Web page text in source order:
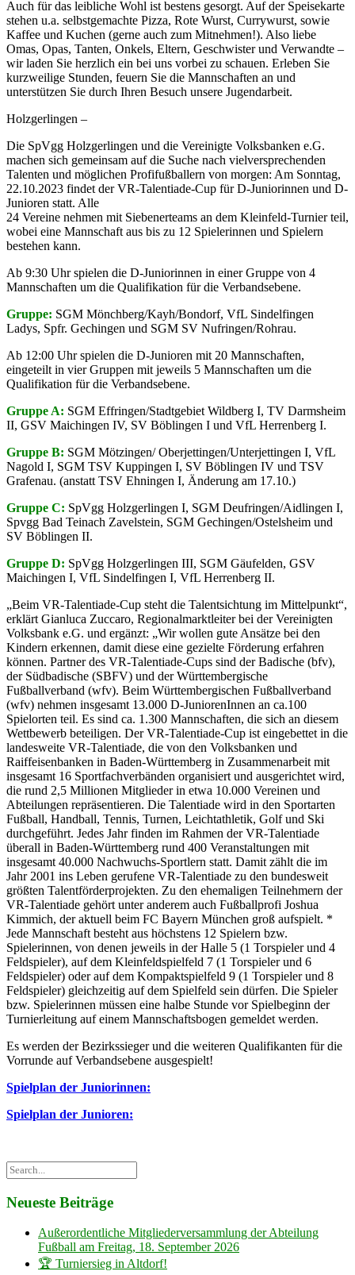
Auch für das leibliche Wohl ist bestens gesorgt. Auf der Speisekarte
stehen u.a. selbstgemachte Pizza, Rote Wurst, Currywurst, sowie
Kaffee und Kuchen (gerne auch zum Mitnehmen!). Also liebe
Omas, Opas, Tanten, Onkels, Eltern, Geschwister und Verwandte –
wir laden Sie herzlich ein bei uns vorbei zu schauen. Erleben Sie
kurzweilige Stunden, feuern Sie die Mannschaften an und
unterstützen Sie durch Ihren Besuch unsere Jugendarbeit.
Holzgerlingen –
Die SpVgg Holzgerlingen und die Vereinigte Volksbanken e.G.
machen sich gemeinsam auf die Suche nach vielversprechenden
Talenten und möglichen Profifußballern von morgen: Am Sonntag,
22.10.2023 findet der VR-Talentiade-Cup für D-Juniorinnen und D-
Junioren statt. Alle
24 Vereine nehmen mit Siebenerteams an dem Kleinfeld-Turnier teil,
wobei eine Mannschaft aus bis zu 12 Spielerinnen und Spielern
bestehen kann.
Ab 9:30 Uhr spielen die D-Juniorinnen in einer Gruppe von 4
Mannschaften um die Qualifikation für die Verbandsebene.
Gruppe: SGM Mönchberg/Kayh/Bondorf, VfL Sindelfingen
Ladys, Spfr. Gechingen und SGM SV Nufringen/Rohrau.
Ab 12:00 Uhr spielen die D-Junioren mit 20 Mannschaften,
eingeteilt in vier Gruppen mit jeweils 5 Mannschaften um die
Qualifikation für die Verbandsebene.
Gruppe A: SGM Effringen/Stadtgebiet Wildberg I, TV Darmsheim
II, GSV Maichingen IV, SV Böblingen I und VfL Herrenberg I.
Gruppe B: SGM Mötzingen/ Oberjettingen/Unterjettingen I, VfL
Nagold I, SGM TSV Kuppingen I, SV Böblingen IV und TSV
Grafenau. (anstatt TSV Ehningen I, Änderung am 17.10.)
Gruppe C: SpVgg Holzgerlingen I, SGM Deufringen/Aidlingen I,
Spvgg Bad Teinach Zavelstein, SGM Gechingen/Ostelsheim und
SV Böblingen II.
Gruppe D: SpVgg Holzgerlingen III, SGM Gäufelden, GSV
Maichingen I, VfL Sindelfingen I, VfL Herrenberg II.
„Beim VR-Talentiade-Cup steht die Talentsichtung im Mittelpunkt“,
erklärt Gianluca Zuccaro, Regionalmarktleiter bei der Vereinigten
Volksbank e.G. und ergänzt: „Wir wollen gute Ansätze bei den
Kindern erkennen, damit diese eine gezielte Förderung erfahren
können. Partner des VR-Talentiade-Cups sind der Badische (bfv),
der Südbadische (SBFV) und der Württembergische
Fußballverband (wfv). Beim Württembergischen Fußballverband
(wfv) nehmen insgesamt 13.000 D-JuniorenInnen an ca.100
Spielorten teil. Es sind ca. 1.300 Mannschaften, die sich an diesem
Wettbewerb beteiligen. Der VR-Talentiade-Cup ist eingebettet in die
landesweite VR-Talentiade, die von den Volksbanken und
Raiffeisenbanken in Baden-Württemberg in Zusammenarbeit mit
insgesamt 16 Sportfachverbänden organisiert und ausgerichtet wird,
die rund 2,5 Millionen Mitglieder in etwa 10.000 Vereinen und
Abteilungen repräsentieren. Die Talentiade wird in den Sportarten
Fußball, Handball, Tennis, Turnen, Leichtathletik, Golf und Ski
durchgeführt. Jedes Jahr finden im Rahmen der VR-Talentiade
überall in Baden-Württemberg rund 400 Veranstaltungen mit
insgesamt 40.000 Nachwuchs-Sportlern statt. Damit zählt die im
Jahr 2001 ins Leben gerufene VR-Talentiade zu den bundesweit
größten Talentförderprojekten. Zu den ehemaligen Teilnehmern der
VR-Talentiade gehört unter anderem auch Fußballprofi Joshua
Kimmich, der aktuell beim FC Bayern München groß aufspielt. *
Jede Mannschaft besteht aus höchstens 12 Spielern bzw.
Spielerinnen, von denen jeweils in der Halle 5 (1 Torspieler und 4
Feldspieler), auf dem Kleinfeldspielfeld 7 (1 Torspieler und 6
Feldspieler) oder auf dem Kompaktspielfeld 9 (1 Torspieler und 8
Feldspieler) gleichzeitig auf dem Spielfeld sein dürfen. Die Spieler
bzw. Spielerinnen müssen eine halbe Stunde vor Spielbeginn der
Turnierleitung auf einem Mannschaftsbogen gemeldet werden.
Es werden der Bezirkssieger und die weiteren Qualifikanten für die
Vorrunde auf Verbandsebene ausgespielt!
Spielplan der Juniorinnen:
Spielplan der Junioren:
Neueste Beiträge
Außerordentliche Mitgliederversammlung der Abteilung
Fußball am Freitag, 18. September 2026
🏆 Turniersieg in Altdorf!